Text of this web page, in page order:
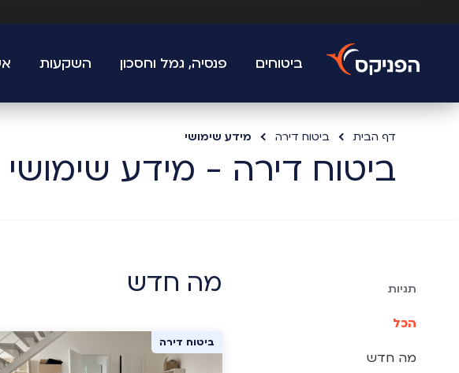
ביטוחים פנסיה, גמל וחסכון השקעות
דף הבית ביטוח דירה מידע שימושי
ביטוח דירה - מידע שימושי
תגיות
הכל
מה חדש
מה חדש
ביטוח דירה